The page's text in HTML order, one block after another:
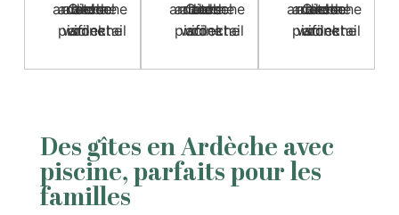
Des gîtes en Ardèche avec
piscine, parfaits pour les
familles